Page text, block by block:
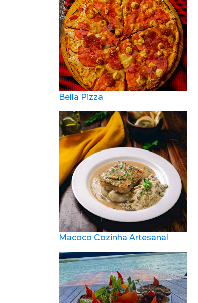
Bella Pizza
Macoco Cozinha Artesanal